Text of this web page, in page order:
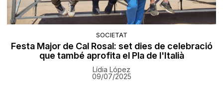
SOCIETAT
Festa Major de Cal Rosal: set dies de celebració
que també aprofita el Pla de l'Italià
Lídia López
09/07/2025